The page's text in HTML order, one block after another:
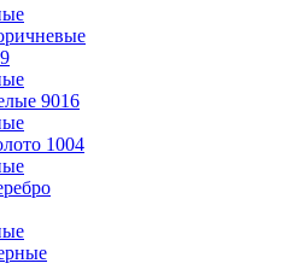
9016
1004